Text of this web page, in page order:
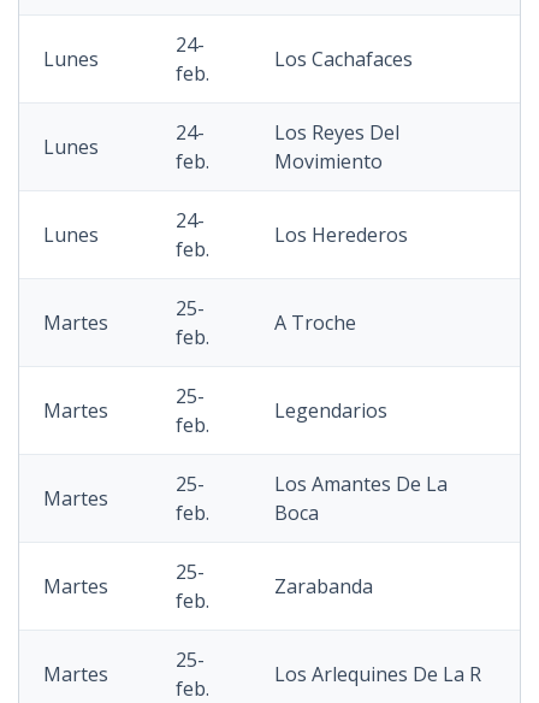
Lunes
24-
feb.
Los Cachafaces
Lunes
24-
feb.
Los Reyes Del
Movimiento
Lunes
24-
feb.
Los Herederos
Martes
25-
feb.
A Troche
Martes
25-
feb.
Legendarios
Martes
25-
feb.
Los Amantes De La
Boca
Martes
25-
feb.
Zarabanda
Martes
25-
feb.
Los Arlequines De La R